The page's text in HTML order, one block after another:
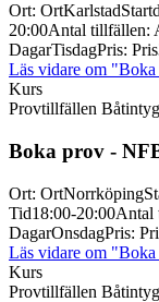
Ort: OrtKarlstad
20:00Antal tillfällen:
DagarTisdagPris: Pris
Läs vidare om
Kurs
Provtillfällen Båtintyg
Boka prov -
Ort: OrtNorrköping
Tid18:00-20:00Antal
DagarOnsdagPris:
Läs vidare om
Kurs
Provtillfällen Båtintyg